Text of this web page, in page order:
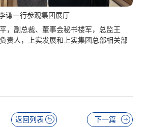
谦一行参观集团展厅
，副总裁、董事会秘书楼军，总监王
责人，上实发展和上实集团总部相关部
返回列表 下一篇